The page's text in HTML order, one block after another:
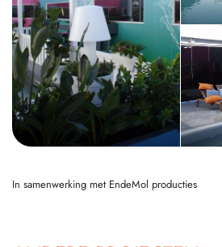
In samenwerking met EndeMol producties